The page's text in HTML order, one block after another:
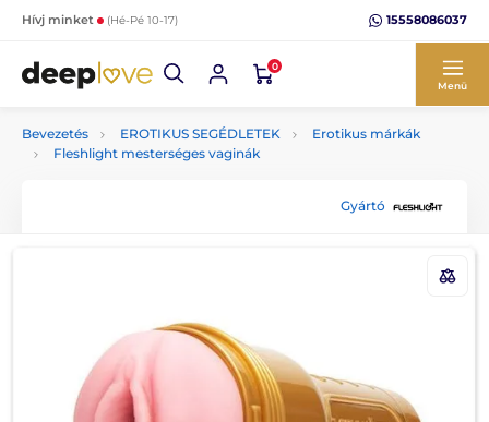
Hívj minket (Hé-Pé 10-17) 15558086037
0
Menü
Bevezetés EROTIKUS SEGÉDLETEK
Erotikus márkák
Fleshlight mesterséges vaginák
Gyártó